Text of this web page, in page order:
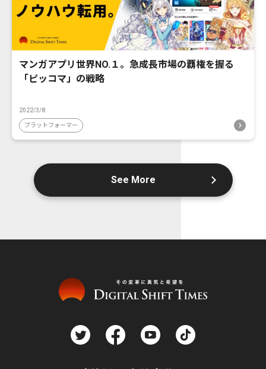
マンガアプリ世界NO.１。急成長市場の覇権を握る
「ピッコマ」の戦略
2022/3/8
プラットフォーマー
See More